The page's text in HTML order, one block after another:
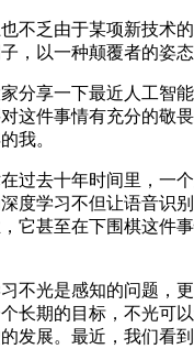
乏由于某项新技术的
，以一种颠覆者的姿态
享一下最近人工智能
这件事情有充分的敬
我。
去十年时间里，一个
度学习不但让语音识
它甚至在下围棋这件
光是感知的问题，更
长期的目标，不光可
发展。最近，我们看